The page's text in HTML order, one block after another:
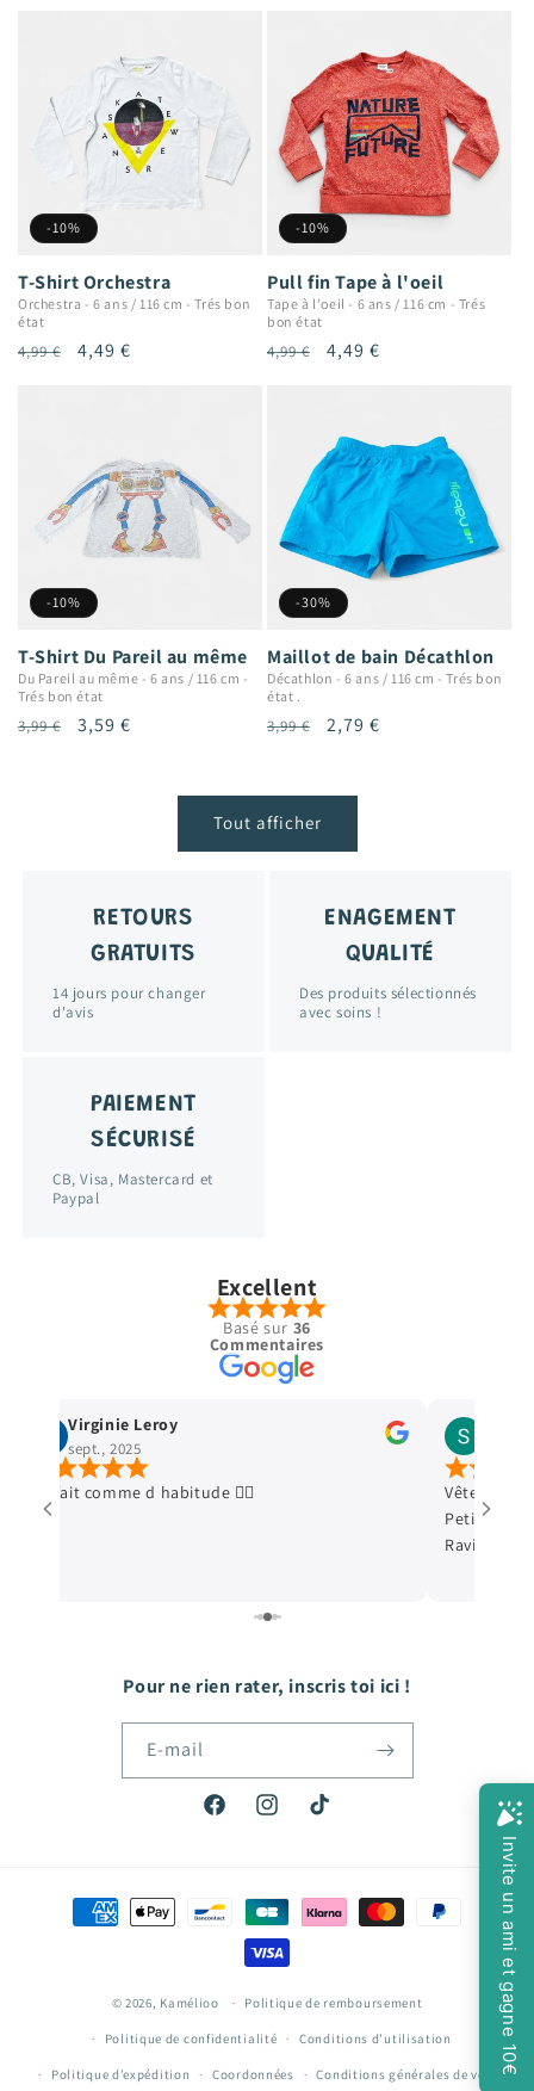
-10%
T-Shirt Orchestra
Orchestra -6 ans / 116 cm -Trés bon
état
Prix
4,99 €
Prix
4,49 €
-10%
Pull fin Tape à l'oeil
Tape à l'oeil - 6 ans / 116 cm - Trés
bon état
Prix
4,99 €
Prix
4,49 €
-10%
T-Shirt Du Pareil au même
Du Pareil au même -6 ans / 116 cm -
Trés bon état
Prix
3,99 €
Prix
3,59 €
-30%
Maillot de bain Décathlon
Décathlon -6 ans / 116 cm -Trés bon
état .
Prix
3,99 €
Prix
2,79 €
Tout afficher
RETOURS
GRATUITS
14 jours pour changer
d'avis
ENAGEMENT
QUALITÉ
Des produits sélectionnés
avec soins !
PAIEMENT
SÉCURISÉ
CB, Visa, Mastercard et
Paypal
Excellent
Basé sur 36
Commentaires
Stella Legrand
avr., 2025
Vêtements en excellent état, envoi ultra soigné.
Petit cadeau qui fait toujours plaisir aux enfants.
cécé
janv., 2025
Deuxième
première.
petit cadeau
Pour ne rien rater, inscris toi ici !
E-mail
FacebookInstagramTikTok
Moyens
© 2026, Kamélioo Politique de remboursement
Politique de confidentialité Conditions d’utilisation
Politique d’expédition Coordonnées Conditions générales de vente